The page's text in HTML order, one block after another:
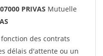
PRIVAS Mutuelle
des contrats
délais d'attente ou un